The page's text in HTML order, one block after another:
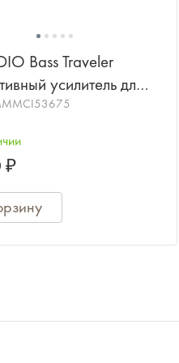
Bass Traveler
усилитель для
₽